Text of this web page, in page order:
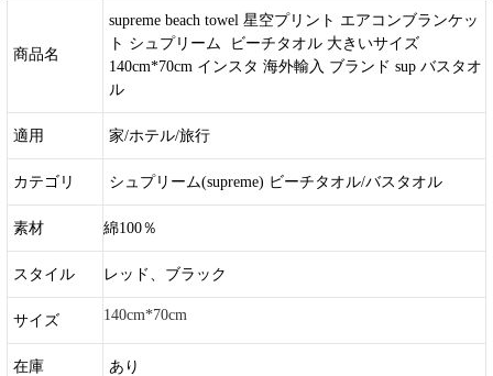
商品名
supreme beach towel 星空プリント エアコンブランケッ
ト シュプリーム ビーチタオル 大きいサイズ
140cm*70cm インスタ 海外輸入 ブランド sup バスタオ
ル
適用 家/ホテル/旅行
カテゴリ シュプリーム(supreme) ビーチタオル/バスタオル
素材 綿100％
スタイル レッド、ブラック
サイズ 140cm*70cm
在庫 あり